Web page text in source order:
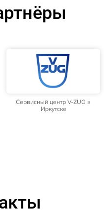
Сервисный центр V-ZUG в
Иркутске